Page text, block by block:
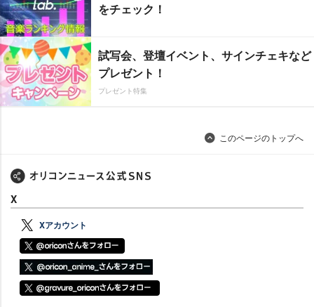
をチェック！
試写会、登壇イベント、サインチェキなど
プレゼント！
プレゼント特集
このページのトップへ
X
Xアカウント